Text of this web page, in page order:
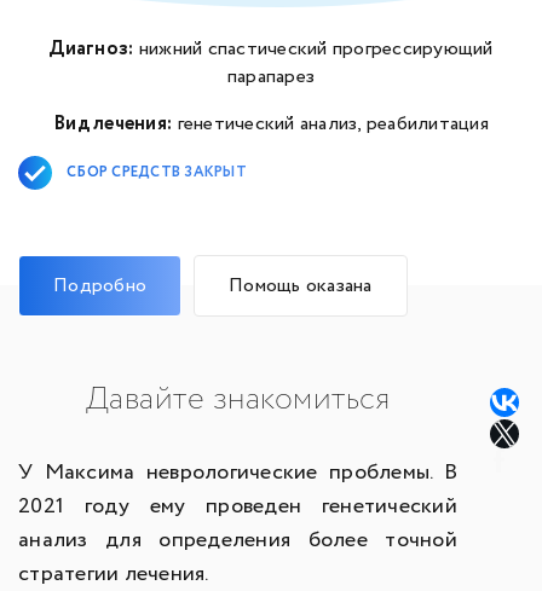
Диагноз: нижний спастический прогрессирующий
парапарез
Вид лечения: генетический анализ, реабилитация
СБОР СРЕДСТВ ЗАКРЫТ
Подробно Помощь оказана
Давайте знакомиться
У Максима неврологические проблемы. В
2021 году ему проведен генетический
анализ для определения более точной
стратегии лечения.